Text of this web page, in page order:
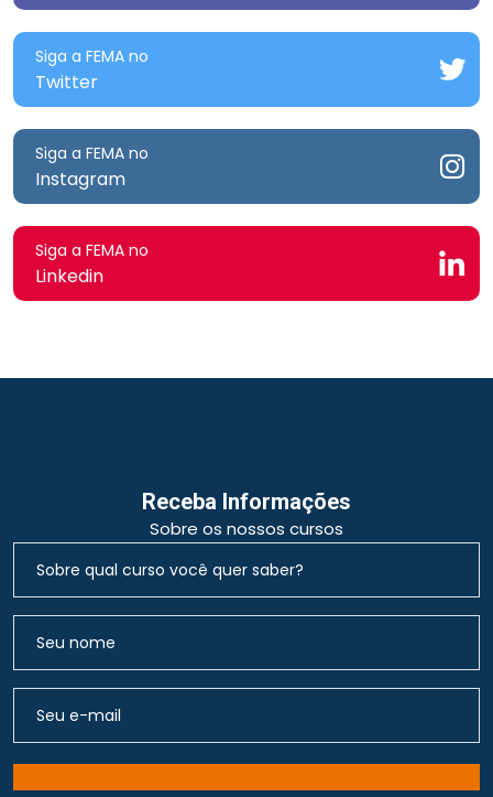
Siga a FEMA no
Twitter
Siga a FEMA no
Instagram
Siga a FEMA no
Linkedin
Receba Informações
Sobre os nossos cursos